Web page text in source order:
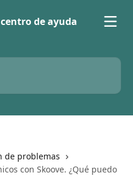
de problemas
con Skoove. ¿Qué puedo